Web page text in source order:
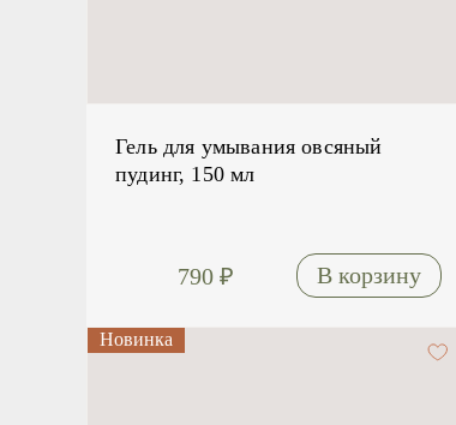
Гель для умывания овсяный
пудинг, 150 мл
790 ₽
Новинка